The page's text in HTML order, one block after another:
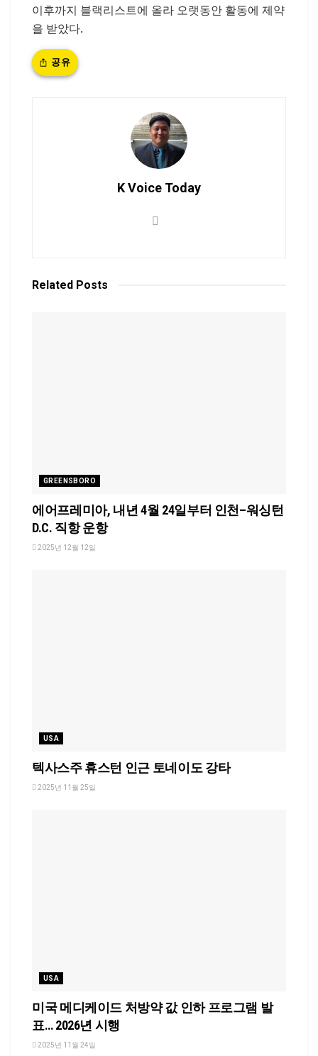
이후까지 블랙리스트에 올라 오랫동안 활동에 제약
을 받았다.
공유
K Voice Today
Related Posts
GREENSBORO
에어프레미아, 내년 4월 24일부터 인천–워싱턴
D.C. 직항 운항
2025년 12월 12일
USA
텍사스주 휴스턴 인근 토네이도 강타
2025년 11월 25일
USA
미국 메디케이드 처방약 값 인하 프로그램 발
표… 2026년 시행
2025년 11월 24일